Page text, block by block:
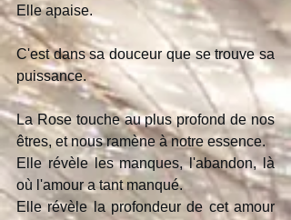
Elle apaise.
C'est dans sa douceur que se trouve sa
puissance.
La Rose touche au plus profond de nos
êtres, et nous ramène à notre essence.
Elle révèle les manques, l'abandon, là
où l'amour a tant manqué.
Elle révèle la profondeur de cet amour